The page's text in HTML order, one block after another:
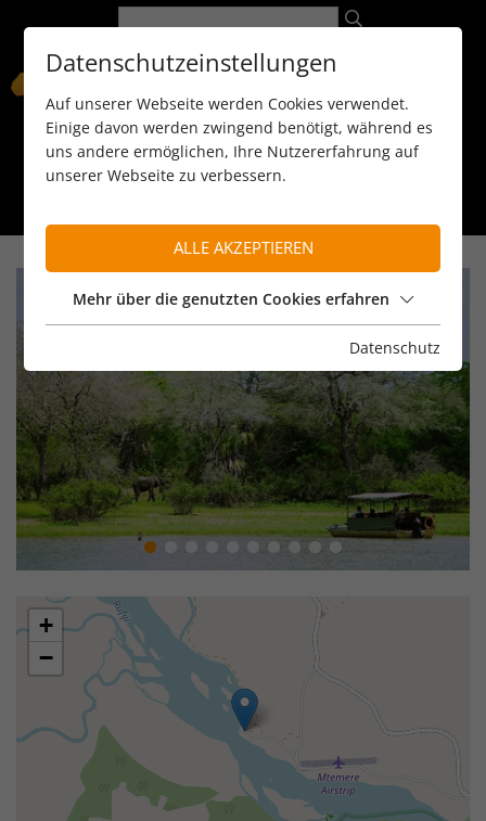
089 / 8 11 90 15
+
−
Datenschutzeinstellungen
Auf unserer Webseite werden Cookies verwendet.
Einige davon werden zwingend benötigt, während es
uns andere ermöglichen, Ihre Nutzererfahrung auf
unserer Webseite zu verbessern.
ALLE AKZEPTIEREN
Mehr über die genutzten Cookies erfahren
Datenschutz